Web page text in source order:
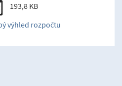
193,8 KB
výhled rozpočtu